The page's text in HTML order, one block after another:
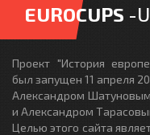
EUROCUPS -
Проект "История
был запущен 11 апреля
Александром
и Александром
Целью этого сайта